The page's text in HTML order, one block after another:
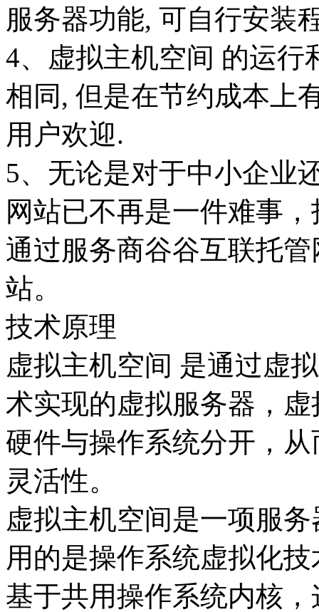
服务器功能, 可自行安装
4、虚拟主机空间 的运行
相同, 但是在节约成本上
用户欢迎.
5、无论是对于中小企业
网站已不再是一件难事
通过服务商谷谷互联托
站。
技术原理
虚拟主机空间 是通过虚
术实现的虚拟服务器，
硬件与操作系统分开，
灵活性。
虚拟主机空间是一项服
用的是操作系统虚拟化
基于共用操作系统内核